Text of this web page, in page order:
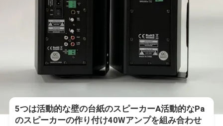
5つは活動的な壁の台紙のスピーカーA活動的なPa
のスピーカーの作り付け40Wアンプを組み合わせ